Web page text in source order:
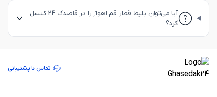
آیا می‌توان بلیط قطار قم اهواز را در قاصدک 24 کنسل
کرد؟
تماس با پشتیبانی